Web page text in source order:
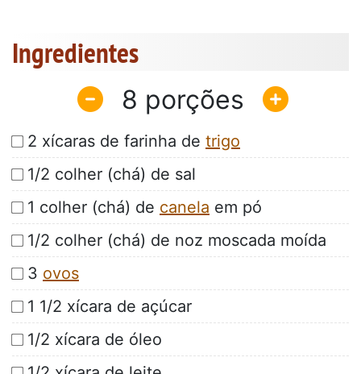
Ingredientes
8
2 xícaras de farinha de trigo
1/2 colher (chá) de sal
1 colher (chá) de canela em pó
1/2 colher (chá) de noz moscada moída
3 ovos
1 1/2 xícara de açúcar
1/2 xícara de óleo